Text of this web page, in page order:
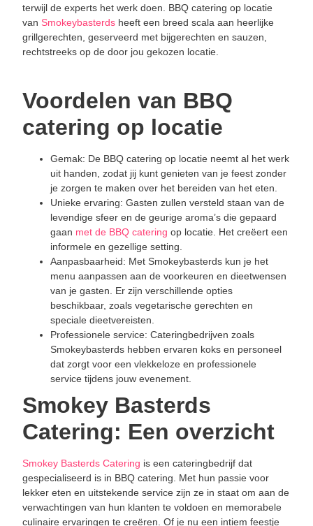
terwijl de experts het werk doen. BBQ catering op locatie
van Smokeybasterds heeft een breed scala aan heerlijke
grillgerechten, geserveerd met bijgerechten en sauzen,
rechtstreeks op de door jou gekozen locatie.
Voordelen van BBQ
catering op locatie
Gemak: De BBQ catering op locatie neemt al het werk
uit handen, zodat jij kunt genieten van je feest zonder
je zorgen te maken over het bereiden van het eten.
Unieke ervaring: Gasten zullen versteld staan van de
levendige sfeer en de geurige aroma’s die gepaard
gaan met de BBQ catering op locatie. Het creëert een
informele en gezellige setting.
Aanpasbaarheid: Met Smokeybasterds kun je het
menu aanpassen aan de voorkeuren en dieetwensen
van je gasten. Er zijn verschillende opties
beschikbaar, zoals vegetarische gerechten en
speciale dieetvereisten.
Professionele service: Cateringbedrijven zoals
Smokeybasterds hebben ervaren koks en personeel
dat zorgt voor een vlekkeloze en professionele
service tijdens jouw evenement.
Smokey Basterds
Catering: Een overzicht
Smokey Basterds Catering is een cateringbedrijf dat
gespecialiseerd is in BBQ catering. Met hun passie voor
lekker eten en uitstekende service zijn ze in staat om aan de
verwachtingen van hun klanten te voldoen en memorabele
culinaire ervaringen te creëren. Of je nu een intiem feestje